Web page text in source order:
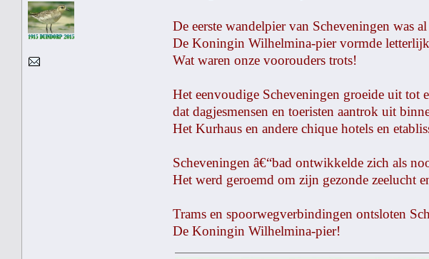
De eerste wandelpier van Scheveningen was
De Koningin Wilhelmina-pier vormde
Wat waren onze voorouders trots!
Het eenvoudige Scheveningen groeide uit tot
dat dagjesmensen en toeristen aantrok uit
Het Kurhaus en andere chique hotels en
Scheveningen â€“bad ontwikkelde zich als
Het werd geroemd om zijn gezonde zeelucht
Trams en spoorwegverbindingen ontsloten
De Koningin Wilhelmina-pier!